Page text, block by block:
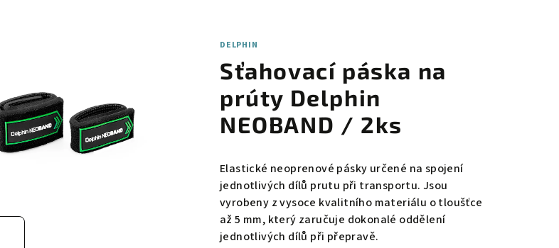
DELPHIN
Sťahovací páska na
prúty Delphin
NEOBAND / 2ks
Elastické neoprenové pásky určené na spojení
jednotlivých dílů prutu při transportu. Jsou
vyrobeny z vysoce kvalitního materiálu o tloušťce
až 5 mm, který zaručuje dokonalé oddělení
jednotlivých dílů při přepravě.